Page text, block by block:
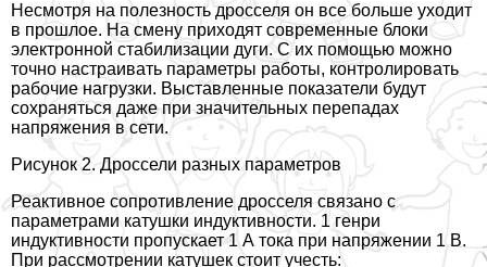
Несмотря на полезность дросселя он все больше уходит
в прошлое. На смену приходят современные блоки
электронной стабилизации дуги. С их помощью можно
точно настраивать параметры работы, контролировать
рабочие нагрузки. Выставленные показатели будут
сохраняться даже при значительных перепадах
напряжения в сети.
Рисунок 2. Дроссели разных параметров
Реактивное сопротивление дросселя связано с
параметрами катушки индуктивности. 1 генри
индуктивности пропускает 1 А тока при напряжении 1 В.
При рассмотрении катушек стоит учесть: